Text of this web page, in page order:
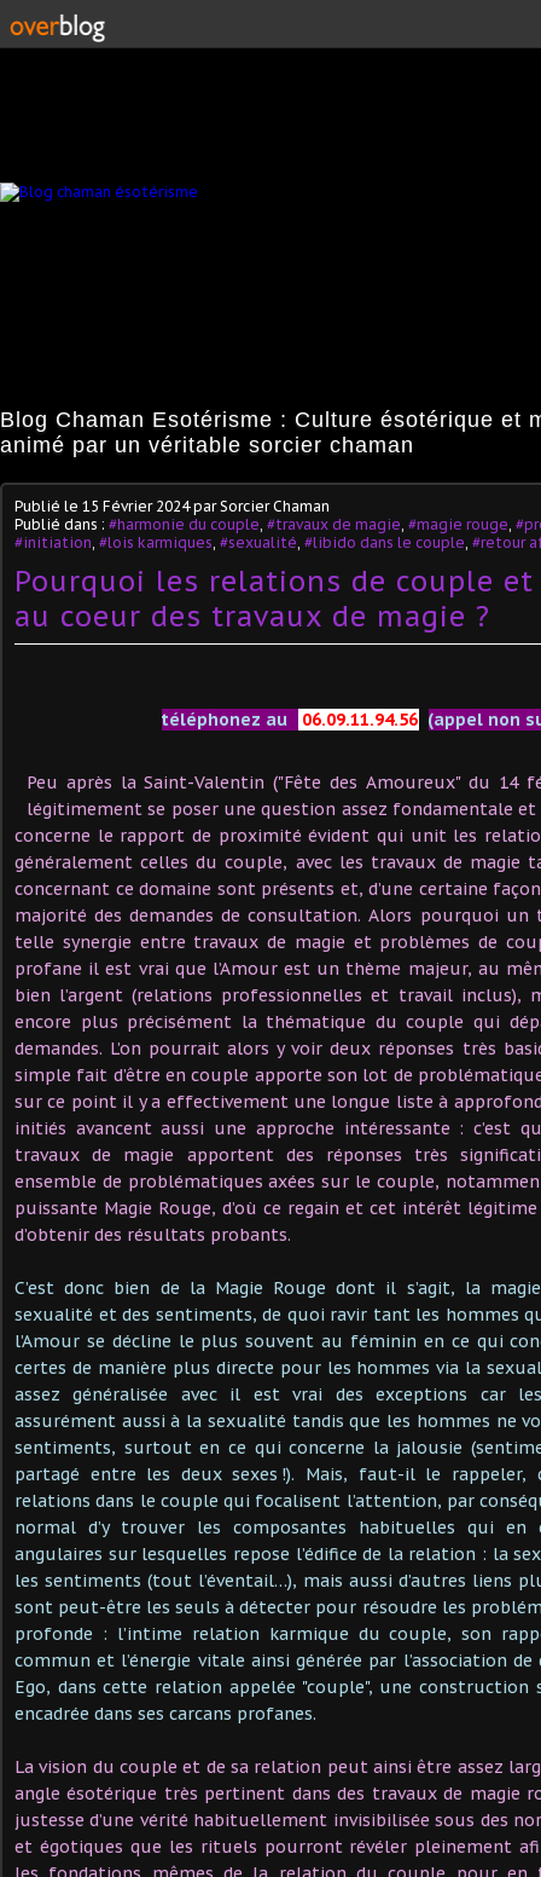
Blog Chaman Esotérisme : Culture ésotérique et
animé par un véritable sorcier chaman
Publié le 15 Février 2024par Sorcier Chaman
Publié dans : #harmonie du couple #travaux de magie #magie rouge
#initiation #lois karmiques #sexualité #libido dans le couple #retour
Pourquoi les relations de couple et
au coeur des travaux de magie ?
téléphonez au 06.09.11.94.56 (appel non
Peu après la Saint-Valentin ("Fête des Amoureux" du 14
légitimement se poser une question assez fondamentale
concerne le rapport de proximité évident qui unit les
généralement celles du couple, avec les travaux de magie
concernant ce domaine sont présents et, d’une certaine
majorité des demandes de consultation. Alors pourquoi
telle synergie entre travaux de magie et problèmes de
profane il est vrai que l’Amour est un thème majeur, au
bien l’argent (relations professionnelles et travail inclus),
encore plus précisément la thématique du couple qui
demandes. L’on pourrait alors y voir deux réponses très
simple fait d’être en couple apporte son lot de
sur ce point il y a effectivement une longue liste à
initiés avancent aussi une approche intéressante : c’est
travaux de magie apportent des réponses très
ensemble de problématiques axées sur le couple,
puissante Magie Rouge, d’où ce regain et cet intérêt
d’obtenir des résultats probants.
C’est donc bien de la Magie Rouge dont il s’agit, la
sexualité et des sentiments, de quoi ravir tant les hommes
l’Amour se décline le plus souvent au féminin en ce qui
certes de manière plus directe pour les hommes via la
assez généralisée avec il est vrai des exceptions car
assurément aussi à la sexualité tandis que les hommes ne
sentiments, surtout en ce qui concerne la jalousie
partagé entre les deux sexes !). Mais, faut-il le
relations dans le couple qui focalisent l’attention, par
normal d’y trouver les composantes habituelles qui en
angulaires sur lesquelles repose l’édifice de la relation : la
les sentiments (tout l’éventail…), mais aussi d’autres liens
sont peut-être les seuls à détecter pour résoudre les
profonde : l’intime relation karmique du couple, son
commun et l’énergie vitale ainsi générée par l’association
Ego, dans cette relation appelée "couple", une
encadrée dans ses carcans profanes.
La vision du couple et de sa relation peut ainsi être assez
angle ésotérique très pertinent dans des travaux de magie
justesse d’une vérité habituellement invisibilisée sous des
et égotiques que les rituels pourront révéler pleinement